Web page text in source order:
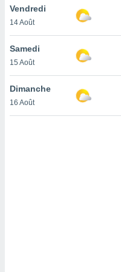
en
de
Vendredi
14 Août
Samedi
15 Août
Dimanche
16 Août